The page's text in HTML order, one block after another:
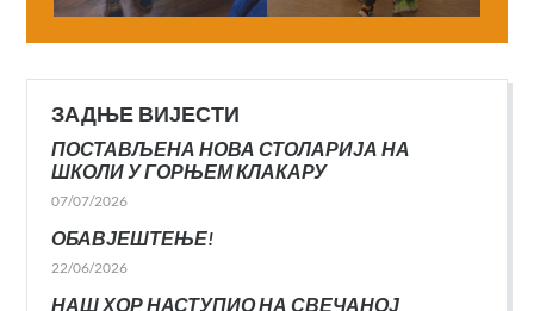
ЗАДЊЕ ВИЈЕСТИ
ПОСТАВЉЕНА НОВА СТОЛАРИЈА НА
ШКОЛИ У ГОРЊЕМ КЛАКАРУ
07/07/2026
ОБАВЈЕШТЕЊЕ!
22/06/2026
НАШ ХОР НАСТУПИО НА СВЕЧАНОЈ